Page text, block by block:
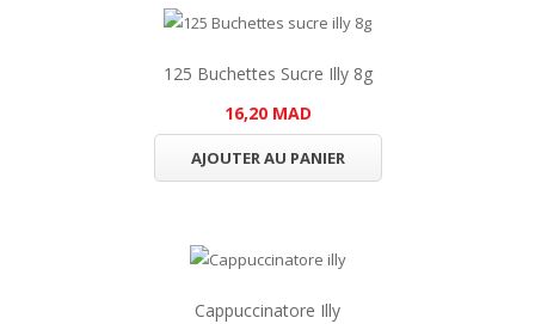
125 Buchettes Sucre Illy 8g
16,20 MAD
AJOUTER AU PANIER
Cappuccinatore Illy